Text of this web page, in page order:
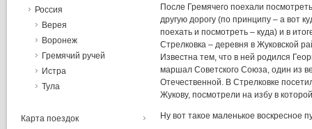
После Гремячего поехали посмотреть
другую дорогу (по принципу – а вот
поехать и посмотреть – куда) и в
Стрелковка – деревня в Жуковской
Известна тем, что в ней родился
маршал Советского Союза, один из
Отечественной. В Стрелковке
Жукову, посмотрели на избу в которой
Ну вот такое маленькое воскресное
Россия
Верея
Воронеж
Гремячий ручей
Истра
Тула
Карта поездок